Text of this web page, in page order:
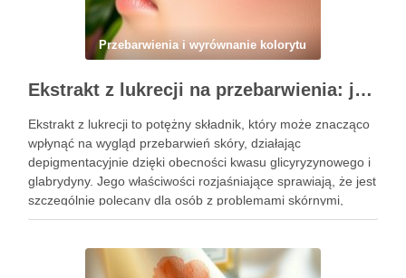
Przebarwienia i wyrównanie kolorytu
Ekstrakt z lukrecji na przebarwienia: jak działa i kiedy warto go stosować w pielęgnacji skóry
Ekstrakt z lukrecji to potężny składnik, który może znacząco
wpłynąć na wygląd przebarwień skóry, działając
depigmentacyjnie dzięki obecności kwasu glicyryzynowego i
glabrydyny. Jego właściwości rozjaśniające sprawiają, że jest
szczególnie polecany dla osób z problemami skórnymi,
takimi jak przebarwienia czy zmiany potrądzikowe. Warto